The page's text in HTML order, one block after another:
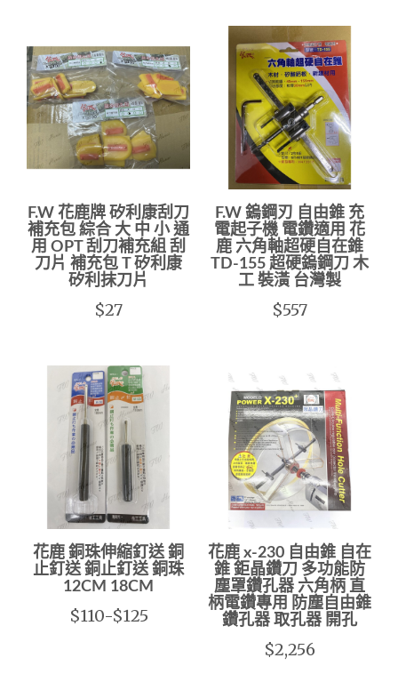
F.W 花鹿牌 矽利康刮刀
補充包 綜合 大 中 小 通
用 OPT 刮刀補充組 刮
刀片 補充包 T 矽利康
矽利抹刀片
$27
F.W 鎢鋼刃 自由錐 充
電起子機 電鑽適用 花
鹿 六角軸超硬自在錐
TD-155 超硬鎢鋼刀 木
工 裝潢 台灣製
$557
花鹿 銅珠伸縮釘送 銅
止釘送 銅止釘送 銅珠
12CM 18CM
$110-$125
花鹿 x-230 自由錐 自在
錐 鉅晶鑽刀 多功能防
塵罩鑽孔器 六角柄 直
柄電鑽專用 防塵自由錐
鑽孔器 取孔器 開孔
$2,256